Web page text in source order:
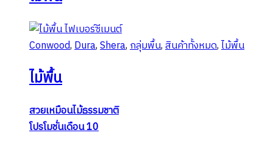
Conwood,Dura,Shera,กลุ่มพื้น,สินค้าทั้งหมด,ไม้พื้น
ไม้พื้น
สวยเหมือนไม้ธรรมชาติ
โปรโมชั่นเดือน 10